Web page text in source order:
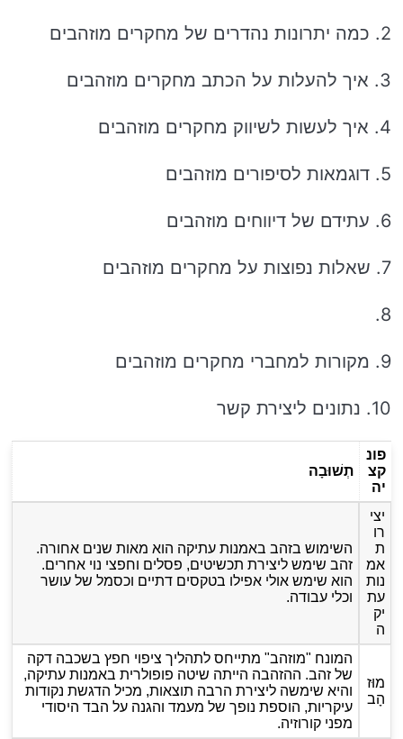
2. כמה יתרונות נהדרים של מחקרים מוזהבים
3. איך להעלות על הכתב מחקרים מוזהבים
4. איך לעשות לשיווק מחקרים מוזהבים
5. דוגמאות לסיפורים מוזהבים
6. עתידם של דיווחים מוזהבים
7. שאלות נפוצות על מחקרים מוזהבים
8.
9. מקורות למחברי מחקרים מוזהבים
10. נתונים ליצירת קשר
פונ
קצ
יה
תְשׁוּבָה
יצי
רו
ת
אמ
נות
עת
יק
ה
השימוש בזהב באמנות עתיקה הוא מאות שנים אחורה.
זהב שימש ליצירת תכשיטים, פסלים וחפצי נוי אחרים.
הוא שימש אולי אפילו בטקסים דתיים וכסמל של עושר
וכלי עבודה.
מוּז
הָב
המונח "מוזהב" מתייחס לתהליך ציפוי חפץ בשכבה דקה
של זהב. ההזהבה הייתה שיטה פופולרית באמנות עתיקה,
והיא שימשה ליצירת הרבה תוצאות, מכיל הדגשת נקודות
עיקריות, הוספת נופך של מעמד והגנה על הבד היסודי
מפני קורוזיה.